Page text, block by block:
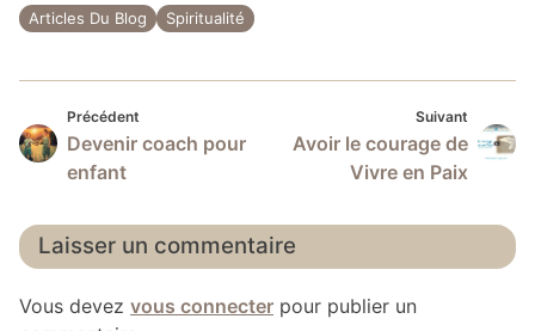
Articles Du Blog Spiritualité
Navigation
de
Précédent
Devenir coach pour
enfant
Suivant
Avoir le courage de
Vivre en Paix
Laisser un commentaire
Vous devez vous connecter pour publier un